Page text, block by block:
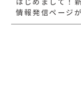
情報発信ページ